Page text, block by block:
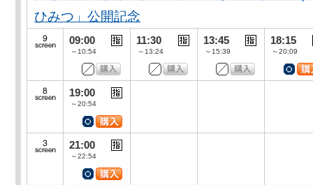
ひみつ」公開記念
09:00
～10:54
11:30
～13:24
13:45
～15:39
18:15
～20:09
19:00
～20:54
21:00
～22:54